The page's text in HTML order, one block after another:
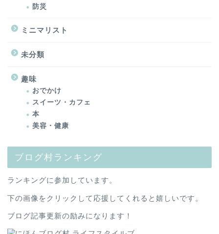
防災
ミニマリスト
未分類
趣味
おでかけ
スイーツ・カフェ
本
美容・健康
ブログ村ランキング
ランキングに参加しています。
下の画像をクリックして応援してくれると嬉しいです。
ブログ記事更新の励みになります！